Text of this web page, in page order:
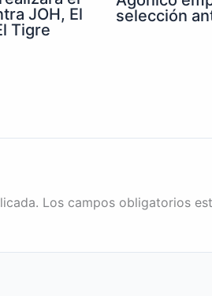
JOH, El
Tigre
selección
Los campos obligatorios